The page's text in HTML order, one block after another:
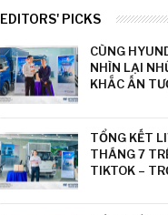
EDITORS' PICKS
CÙNG
NHÌN LẠI
KHẮC ẤN
TỔNG KẾT
THÁNG 7
TIKTOK –